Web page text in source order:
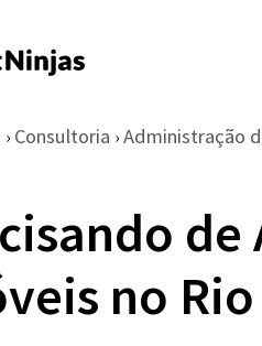
› Consultoria › Administração
no